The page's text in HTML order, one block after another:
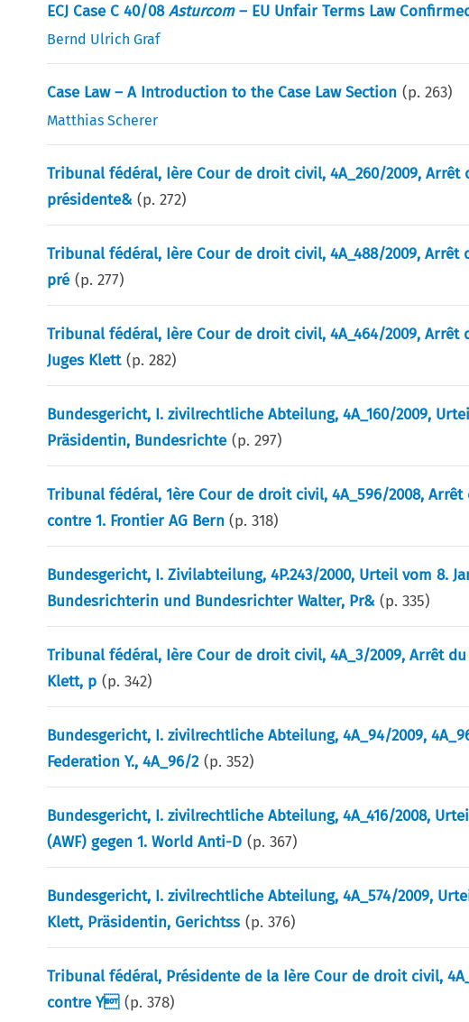
ECJ Case C 40/08Asturcom– EU Unfair Terms Law
Bernd Ulrich Graf
Case Law – A Introduction to the Case Law Section (p.263)
Matthias Scherer
Tribunal fédéral, Ière Cour de droit civil, 4A_260/2009, Arrêt
présidente& (p.272)
Tribunal fédéral, Ière Cour de droit civil, 4A_488/2009, Arrêt
pré (p.277)
Tribunal fédéral, Ière Cour de droit civil, 4A_464/2009, Arrêt
Juges Klett (p.282)
Bundesgericht, I. zivilrechtliche Abteilung, 4A_160/2009,
Präsidentin, Bundesrichte (p.297)
Tribunal fédéral, 1ère Cour de droit civil, 4A_596/2008,
contre 1. Frontier AG Bern(p.318)
Bundesgericht, I. Zivilabteilung, 4P.243/2000, Urteil vom 8.
Bundesrichterin und Bundesrichter Walter, Pr& (p.335)
Tribunal fédéral, Ière Cour de droit civil, 4A_3/2009, Arrêt
Klett, p (p.342)
Bundesgericht, I. zivilrechtliche Abteilung, 4A_94/2009,
Federation Y., 4A_96/2 (p.352)
Bundesgericht, I. zivilrechtliche Abteilung, 4A_416/2008,
(AWF) gegen 1. World Anti-D (p.367)
Bundesgericht, I. zivilrechtliche Abteilung, 4A_574/2009,
Klett, Präsidentin, Gerichtss (p.376)
Tribunal fédéral, Présidente de la Ière Cour de droit civil,
contre Y (p.378)